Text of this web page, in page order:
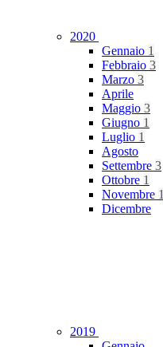
2020
Gennaio 1
Febbraio 3
Marzo 3
Aprile
Maggio 3
Giugno 1
Luglio 1
Agosto
Settembre 3
Ottobre 1
Novembre 1
Dicembre
2019